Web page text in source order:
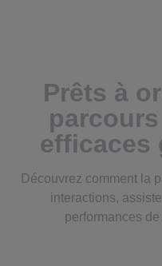
Prêts à
efficaces
Découvrez comment la
interactions,
performances